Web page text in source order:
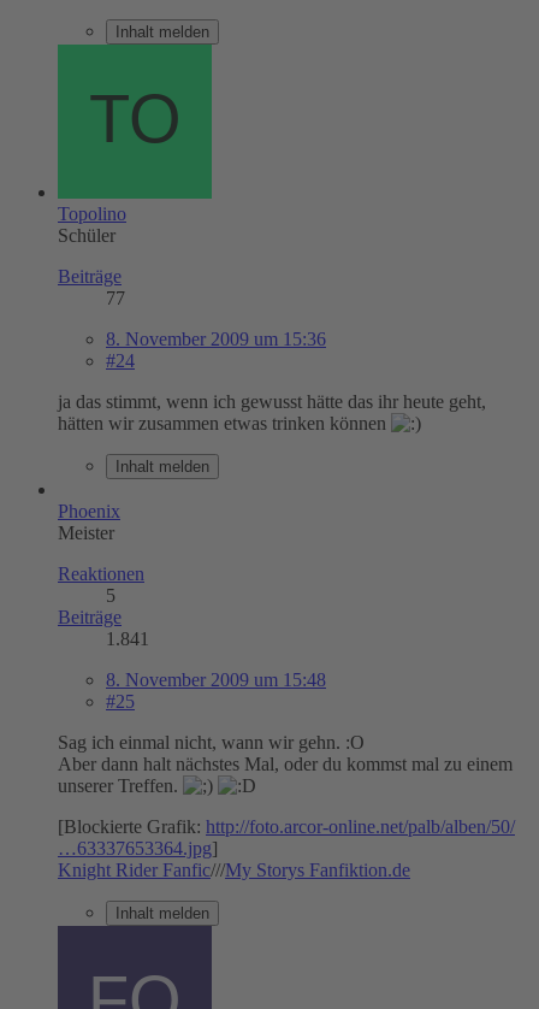
Inhalt melden
Topolino
Schüler
Beiträge
77
8. November 2009 um 15:36
#24
ja das stimmt, wenn ich gewusst hätte das ihr heute geht,
hätten wir zusammen etwas trinken können
Inhalt melden
Phoenix
Meister
Reaktionen
5
Beiträge
1.841
8. November 2009 um 15:48
#25
Sag ich einmal nicht, wann wir gehn. :O
Aber dann halt nächstes Mal, oder du kommst mal zu einem
unserer Treffen.
[Blockierte Grafik: http://foto.arcor-online.net/palb/alben/50/
…63337653364.jpg]
Knight Rider Fanfic///My Storys Fanfiktion.de
Inhalt melden